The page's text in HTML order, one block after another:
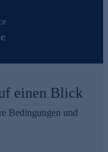
einen Blick
Bedingungen und